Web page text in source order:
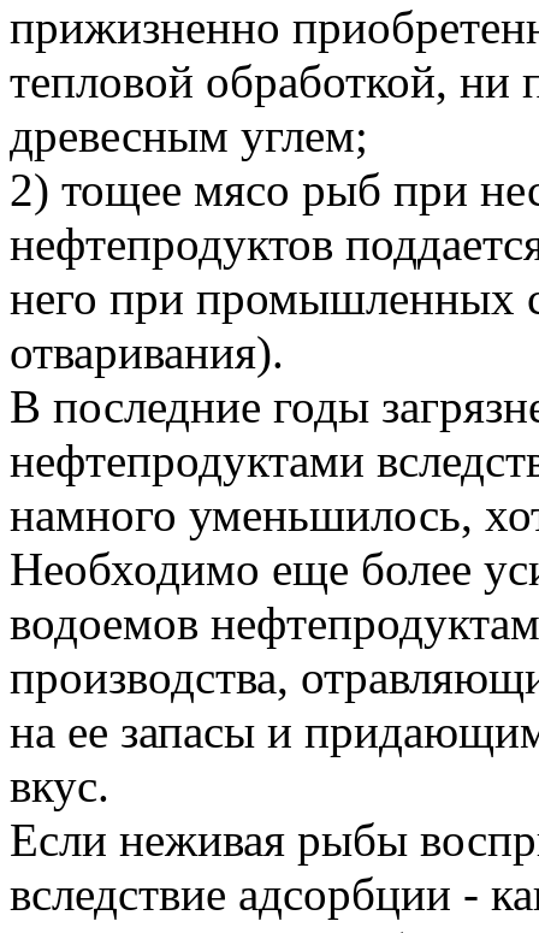
прижизненно
тепловой обработкой,
древесным углем;
2) тощее мясо рыб при
нефтепродуктов
него при промышленных
отваривания).
В последние годы
нефтепродуктами
намного уменьшилось,
Необходимо еще более
водоемов
производства,
на ее запасы и
вкус.
Если неживая рыбы
вследствие адсорбции -